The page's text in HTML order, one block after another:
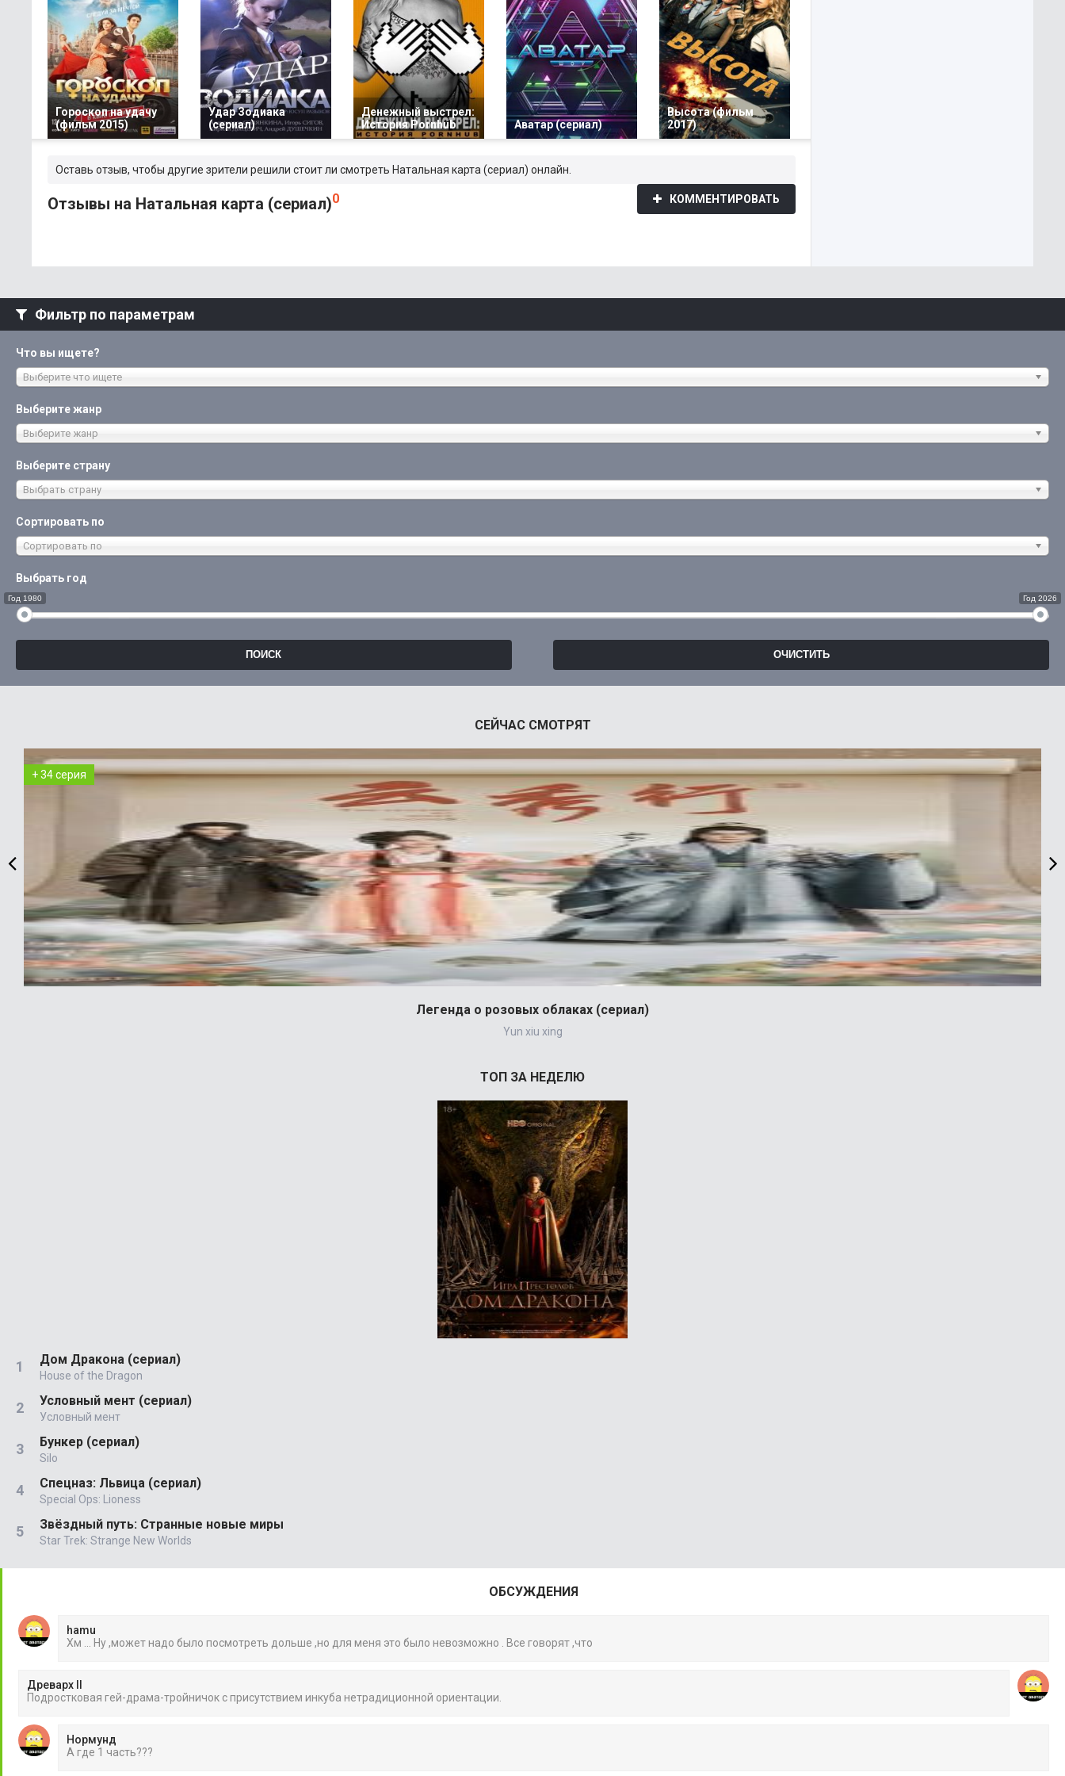
Гороскоп на удачу
(фильм 2015)
Удар Зодиака
(сериал)
Денежный выстрел:
История Pornhub
Аватар (сериал)
Высота (фильм
2017)
Оставь отзыв, чтобы другие зрители решили стоит ли смотреть Натальная карта (сериал) онлайн.
Отзывы на Натальная карта (сериал)0 КОММЕНТИРОВАТЬ
Фильтр по параметрам
Что вы ищете?
Выберите что ищете
Выберите жанр
Выберите жанр
Выберите страну
Выбрать страну
Сортировать по
Сортировать по
Выбрать год
Год 1980 Год 2026
СЕЙЧАС СМОТРЯТ
+ 34 серия
Легенда о розовых облаках (сериал)
Yun xiu xing
ТОП ЗА НЕДЕЛЮ
Дом Дракона (сериал)
House of the Dragon
Условный мент (сериал)
Условный мент
Бункер (сериал)
Silo
Спецназ: Львица (сериал)
Special Ops: Lioness
Звёздный путь: Странные новые миры
Star Trek: Strange New Worlds
ОБСУЖДЕНИЯ
hamu
Хм ... Ну ,может надо было посмотреть дольше ,но для меня это было невозможно . Все говорят ,что
Древарх II
Подростковая гей-драма-тройничок с присутствием инкуба нетрадиционной ориентации.
Нормунд
А где 1 часть???